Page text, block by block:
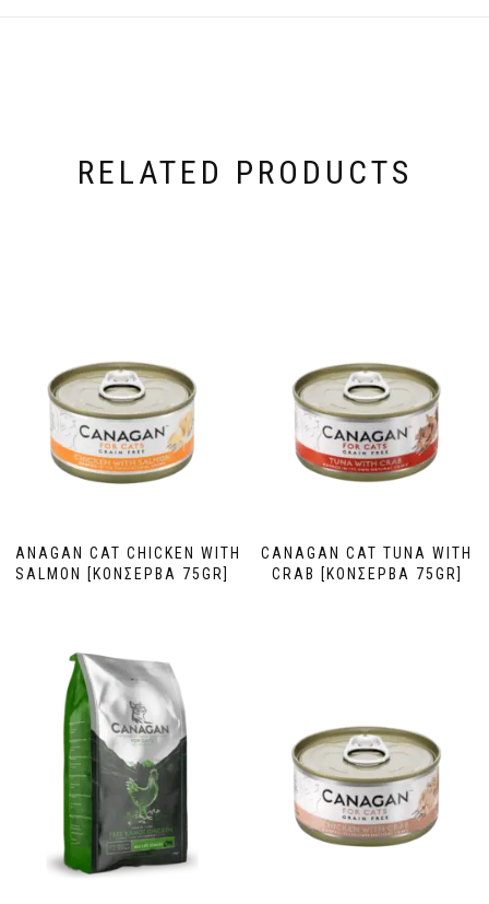
RELATED PRODUCTS
CANAGAN CAT CHICKEN WITH
SALMON [ΚΟΝΣΕΡΒΑ 75GR]
CANAGAN CAT TUNA WITH
CRAB [ΚΟΝΣΕΡΒΑ 75GR]